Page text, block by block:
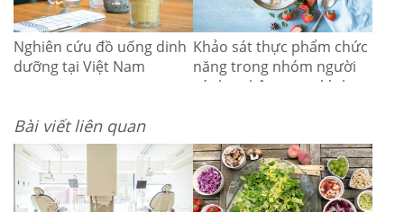
Nghiên cứu đồ uống dinh
dưỡng tại Việt Nam
Khảo sát thực phẩm chức
năng trong nhóm người
có thu nhập trung bình
Bài viết liên quan